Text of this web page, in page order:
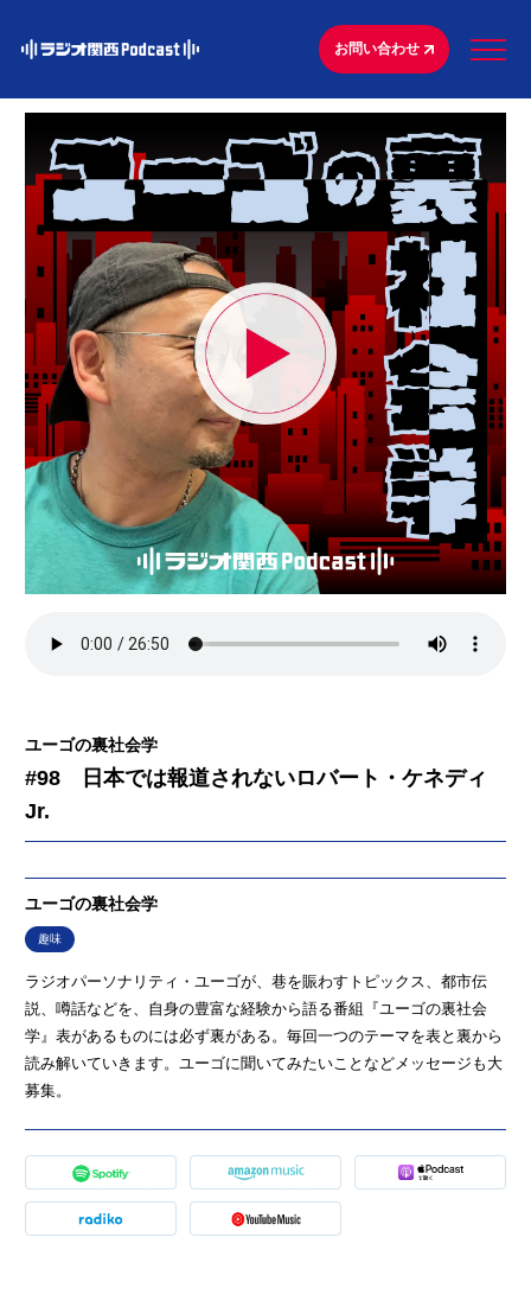
お問い合わせ
ユーゴの裏社会学
#98 日本では報道されないロバート・ケネディ
Jr.
ユーゴの裏社会学
趣味
ラジオパーソナリティ・ユーゴが、巷を賑わすトピックス、都市伝
説、噂話などを、自身の豊富な経験から語る番組『ユーゴの裏社会
学』表があるものには必ず裏がある。毎回一つのテーマを表と裏から
読み解いていきます。ユーゴに聞いてみたいことなどメッセージも大
募集。